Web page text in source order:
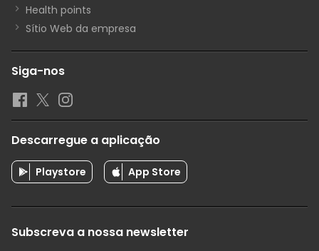
Health points
Sítio Web da empresa
Siga-nos
Descarregue a aplicação
Playstore App Store
Subscreva a nossa newsletter